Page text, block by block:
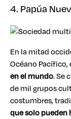
4. Papúa
En la mitad
Océano Pacífico,
en el mundo. Se
de mil grupos
costumbres,
que solo pueden